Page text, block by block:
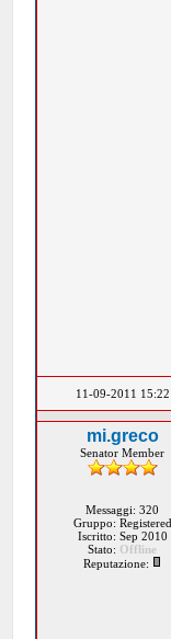
11-09-2011 15:22
mi.greco
Senator Member
Messaggi: 320
Gruppo: Registered
Iscritto: Sep 2010
Stato: Offline
Reputazione: